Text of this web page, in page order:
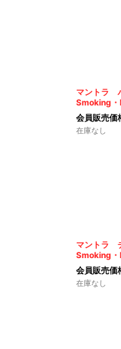
マントラ
Smoking
会員販売価
在庫なし
マントラ
Smoking
会員販売価
在庫なし